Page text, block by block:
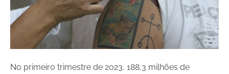
No primeiro trimestre de 2023, 188,3 milhões de